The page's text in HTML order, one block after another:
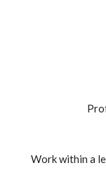
Work within a